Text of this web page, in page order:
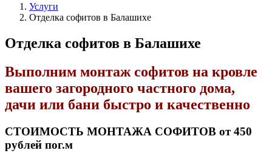
Услуги
Отделка софитов в Балашихе
Отделка софитов в Балашихе
Выполним монтаж софитов на кровле
вашего загородного частного дома,
дачи или бани быстро и качественно
СТОИМОСТЬ МОНТАЖА СОФИТОВ от 450
рублей пог.м